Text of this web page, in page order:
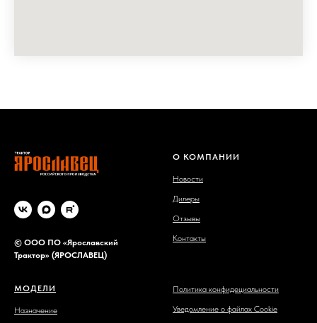
© ООО ПО «Ярославский
Трактор» (ЯРОСЛАВЕЦ)
О КОМПАНИИ
Новости
Дилеры
Отзывы
Контакты
МОДЕЛИ
Назначение
Политика конфидециальности
Уведомление о файлах Cookie